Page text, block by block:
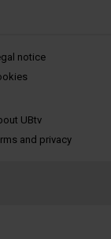
PEU 1
notice
2UBtv
and privacy